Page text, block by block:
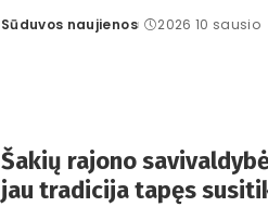
Posted
Sūduvos naujienos 2026 10 sausio
Šakių rajono
jau tradicija tapęs